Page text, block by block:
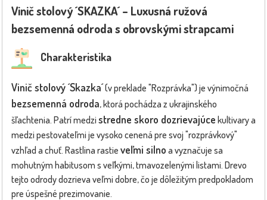
Vinič stolový ´SKAZKA´ – Luxusná ružová
bezsemenná odroda s obrovskými strapcami
Charakteristika
Vinič stolový ´Skazka´(v preklade "Rozprávka") je výnimočná
bezsemenná odroda, ktorá pochádza z ukrajinského
šľachtenia. Patrí medzi stredne skoro dozrievajúce kultivary a
medzi pestovateľmi je vysoko cenená pre svoj "rozprávkový"
vzhľad a chuť. Rastlina rastie veľmi silno a vyznačuje sa
mohutným habitusom s veľkými, tmavozelenými listami. Drevo
tejto odrody dozrieva veľmi dobre, čo je dôležitým predpokladom
pre úspešné prezimovanie.